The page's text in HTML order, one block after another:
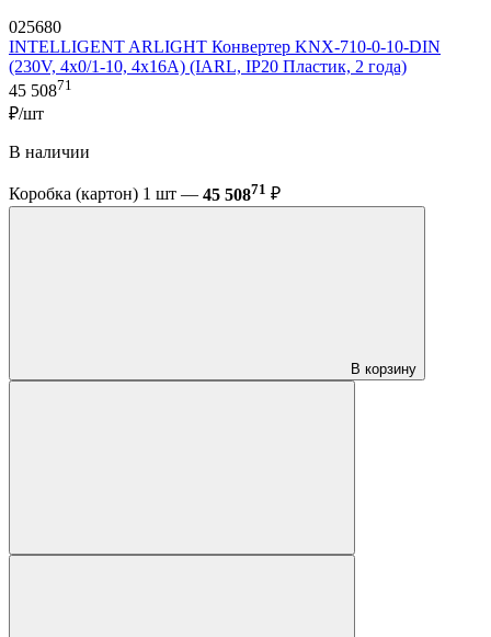
025680
INTELLIGENT ARLIGHT Конвертер KNX-710-0-10-DIN
(230V, 4x0/1-10, 4x16A) (IARL, IP20 Пластик, 2 года)
45 50871
₽/шт
В наличии
Коробка (картон) 1 шт — 45 50871 ₽
В корзину